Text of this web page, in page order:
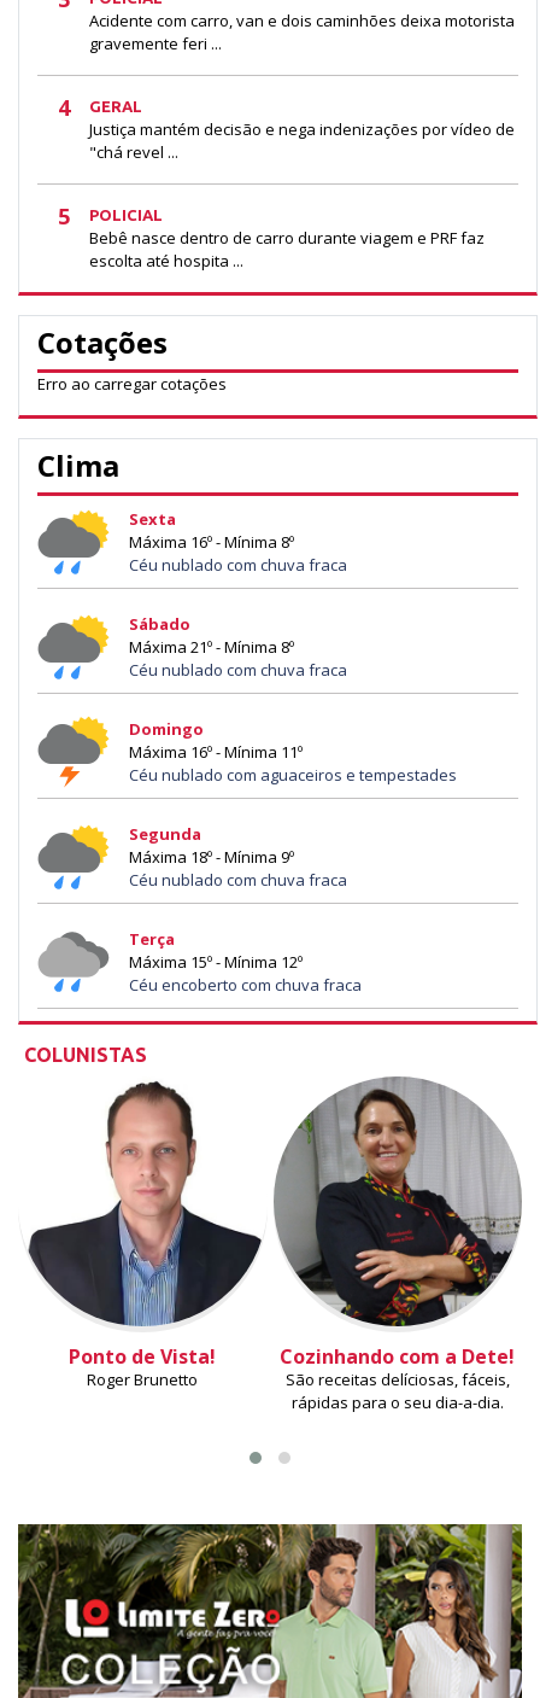
Acidente com carro, van e dois caminhões deixa motorista
gravemente feri ...
4 GERAL
Justiça mantém decisão e nega indenizações por vídeo de
"chá revel ...
5 POLICIAL
Bebê nasce dentro de carro durante viagem e PRF faz
escolta até hospita ...
Cotações
Erro ao carregar cotações
Clima
Sexta
Máxima 16º - Mínima 8º
Céu nublado com chuva fraca
Sábado
Máxima 21º - Mínima 8º
Céu nublado com chuva fraca
Domingo
Máxima 16º - Mínima 11º
Céu nublado com aguaceiros e tempestades
Segunda
Máxima 18º - Mínima 9º
Céu nublado com chuva fraca
Terça
Máxima 15º - Mínima 12º
Céu encoberto com chuva fraca
COLUNISTAS
Ponto de Vista!
Roger Brunetto
Cozinhando com a Dete!
São receitas delíciosas, fáceis,
rápidas para o seu dia-a-dia.